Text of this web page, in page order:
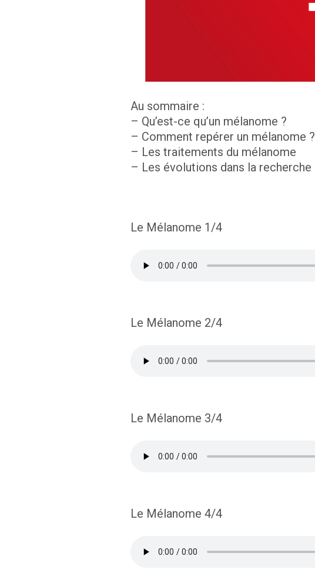
Au sommaire :
– Qu’est-ce qu’un mélanome ?
– Comment repérer un mélanome ?
– Les traitements du mélanome
– Les évolutions dans la recherche
Le Mélanome 1/4
Le Mélanome 2/4
Le Mélanome 3/4
Le Mélanome 4/4